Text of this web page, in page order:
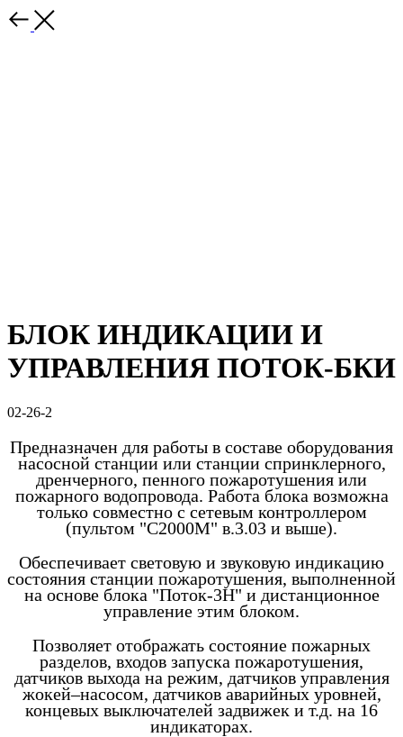
БЛОК ИНДИКАЦИИ И
УПРАВЛЕНИЯ ПОТОК-БКИ
02-26-2
Предназначен для работы в составе оборудования
насосной станции или станции спринклерного,
дренчерного, пенного пожаротушения или
пожарного водопровода. Работа блока возможна
только совместно с сетевым контроллером
(пультом "С2000М" в.3.03 и выше).
Обеспечивает световую и звуковую индикацию
состояния станции пожаротушения, выполненной
на основе блока "Поток-3Н" и дистанционное
управление этим блоком.
Позволяет отображать состояние пожарных
разделов, входов запуска пожаротушения,
датчиков выхода на режим, датчиков управления
жокей–насосом, датчиков аварийных уровней,
концевых выключателей задвижек и т.д. на 16
индикаторах.